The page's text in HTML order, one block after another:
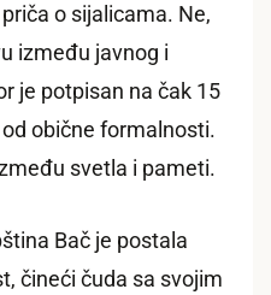
o sijalicama. Ne,
između javnog i
je potpisan na čak 15
obične formalnosti.
svetla i pameti.
Bač je postala
čineći čuda sa svojim